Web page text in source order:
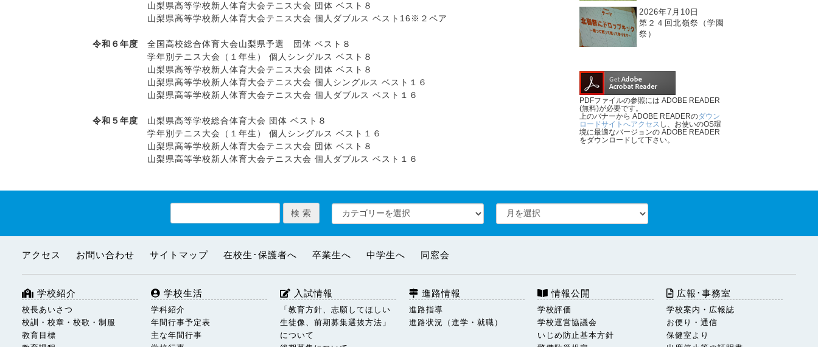
山梨県高等学校新人体育大会テニス大会 団体 ベスト８
山梨県高等学校新人体育大会テニス大会 個人ダブルス ベスト16※２ペア
令和６年度 全国高校総合体育大会山梨県予選 団体 ベスト８
学年別テニス大会（１年生） 個人シングルス ベスト８
山梨県高等学校新人体育大会テニス大会 団体 ベスト８
山梨県高等学校新人体育大会テニス大会 個人シングルス ベスト１６
山梨県高等学校新人体育大会テニス大会 個人ダブルス ベスト１６
令和５年度 山梨県高等学校総合体育大会 団体 ベスト８
学年別テニス大会（１年生） 個人シングルス ベスト１６
山梨県高等学校新人体育大会テニス大会 団体 ベスト８
山梨県高等学校新人体育大会テニス大会 個人ダブルス ベスト１６
2026年7月10日
第２４回北嶺祭（学園
祭）
PDFファイルの参照には ADOBE READER
(無料)が必要です。
上のバナーから ADOBE READERのダウン
ロードサイトへアクセス し、お使いのOS環
境に最適なバージョンの ADOBE READER
をダウンロードして下さい。
アクセス お問い合わせ サイトマップ 在校生･保護者へ 卒業生へ 中学生へ 同窓会
学校紹介
校長あいさつ
校訓・校章・校歌・制服
教育目標
学校生活
学科紹介
年間行事予定表
主な年間行事
入試情報
「教育方針、志願してほしい
生徒像、前期募集選抜方法」
について
進路情報
進路指導
進路状況（進学・就職）
情報公開
学校評価
学校運営協議会
いじめ防止基本方針
広報･事務室
学校案内・広報誌
お便り・通信
保健室より